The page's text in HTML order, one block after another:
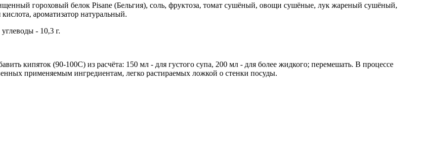
гороховый белок Pisane (Бельгия), соль, фруктоза, томат сушёный, овощи сушёные, лук жареный сушёный,
ароматизатор натуральный.
- 10,3 г.
кипяток (90-100С) из расчёта: 150 мл - для густого супа, 200 мл - для более жидкого; перемешать. В процессе
применяемым ингредиентам, легко растираемых ложкой о стенки посуды.